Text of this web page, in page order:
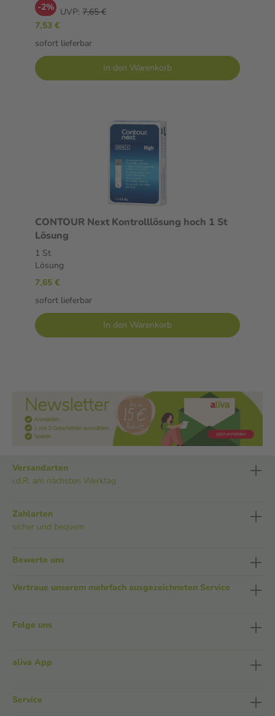
-2% UVP: 7,65 €
7,53 €
sofort lieferbar
In den Warenkorb
CONTOUR Next Kontrolllösung hoch 1 St
Lösung
1 St
Lösung
7,65 €
sofort lieferbar
In den Warenkorb
Versandarten
i.d.R. am nächsten Werktag
Zahlarten
sicher und bequem
Bewerte uns
Vertraue unserem mehrfach ausgezeichneten Service
Folge uns
aliva App
Service